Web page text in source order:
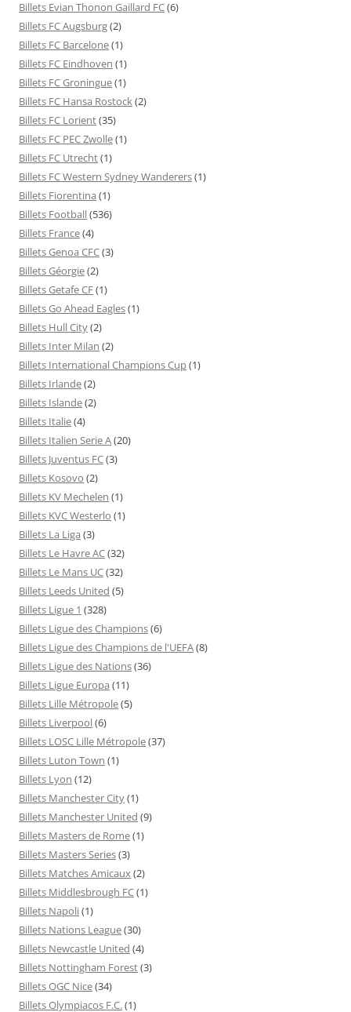
Billets Evian Thonon Gaillard FC(6)
Billets FC Augsburg(2)
Billets FC Barcelone(1)
Billets FC Eindhoven (1)
Billets FC Groningue(1)
Billets FC Hansa Rostock(2)
Billets FC Lorient(35)
Billets FC PEC Zwolle(1)
Billets FC Utrecht(1)
Billets FC Western Sydney Wanderers(1)
Billets Fiorentina (1)
Billets Football(536)
Billets France(4)
Billets Genoa CFC(3)
Billets Géorgie(2)
Billets Getafe CF(1)
Billets Go Ahead Eagles(1)
Billets Hull City(2)
Billets Inter Milan (2)
Billets International Champions Cup(1)
Billets Irlande(2)
Billets Islande(2)
Billets Italie(4)
Billets Italien Serie A(20)
Billets Juventus FC(3)
Billets Kosovo (2)
Billets KV Mechelen (1)
Billets KVC Westerlo (1)
Billets La Liga (3)
Billets Le Havre AC(32)
Billets Le Mans UC(32)
Billets Leeds United (5)
Billets Ligue 1 (328)
Billets Ligue des Champions(6)
Billets Ligue des Champions de l'UEFA(8)
Billets Ligue des Nations(36)
Billets Ligue Europa (11)
Billets Lille Métropole(5)
Billets Liverpool(6)
Billets LOSC Lille Métropole(37)
Billets Luton Town (1)
Billets Lyon (12)
Billets Manchester City(1)
Billets Manchester United (9)
Billets Masters de Rome(1)
Billets Masters Series(3)
Billets Matches Amicaux(2)
Billets Middlesbrough FC(1)
Billets Napoli(1)
Billets Nations League(30)
Billets Newcastle United (4)
Billets Nottingham Forest(3)
Billets OGC Nice(34)
Billets Olympiacos F.C.(1)